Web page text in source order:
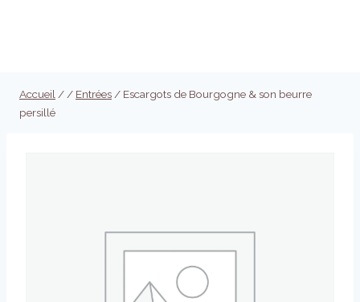
Accueil / / Entrées / Escargots de Bourgogne & son beurre
persillé